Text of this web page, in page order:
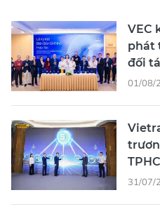
VEC
phát
đối
01/08/
31/07/